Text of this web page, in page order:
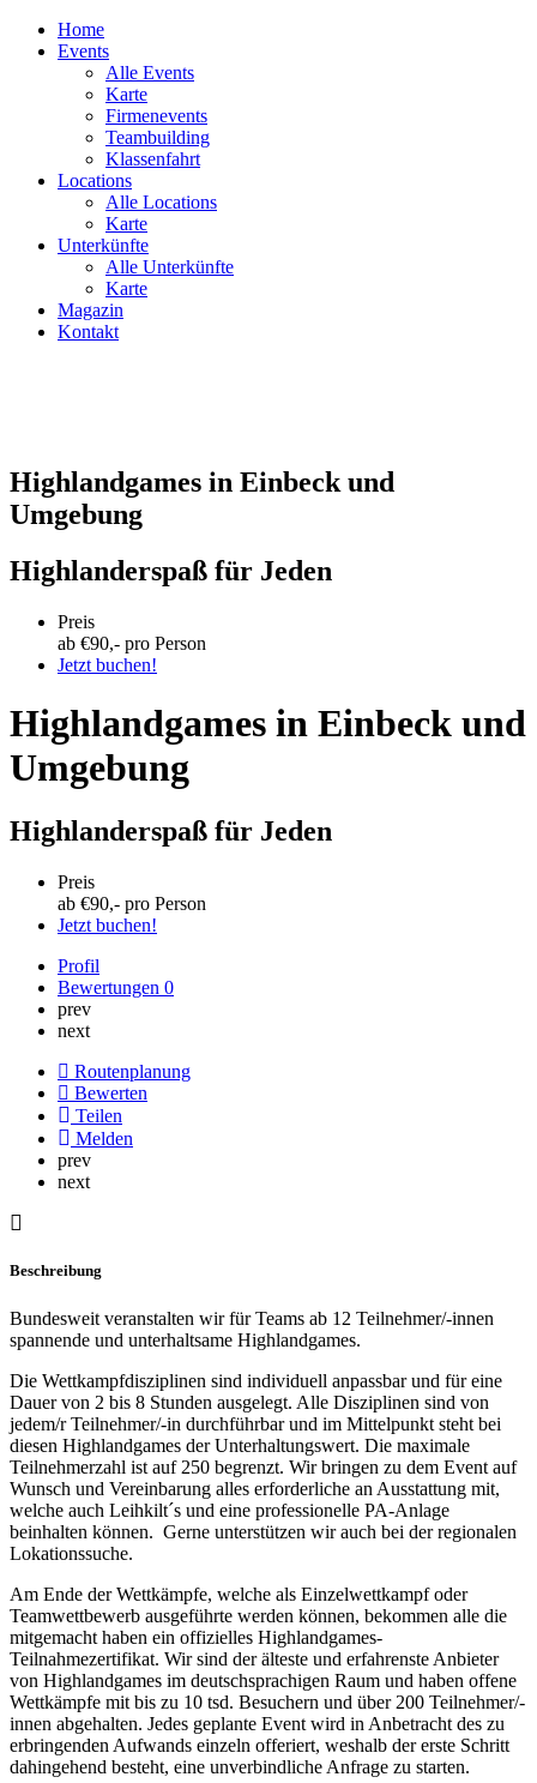
Home
Events
Alle Events
Karte
Firmenevents
Teambuilding
Klassenfahrt
Locations
Alle Locations
Karte
Unterkünfte
Alle Unterkünfte
Karte
Magazin
Kontakt
Highlandgames in Einbeck und
Umgebung
Highlanderspaß für Jeden
Preis
ab €90,- pro Person
Jetzt buchen!
Highlandgames in Einbeck und
Umgebung
Highlanderspaß für Jeden
Preis
ab €90,- pro Person
Jetzt buchen!
Profil
Bewertungen 0
prev
next
Routenplanung
Bewerten
Teilen
Melden
prev
next
Beschreibung
Bundesweit veranstalten wir für Teams ab 12 Teilnehmer/-innen
spannende und unterhaltsame Highlandgames.
Die Wettkampfdisziplinen sind individuell anpassbar und für eine
Dauer von 2 bis 8 Stunden ausgelegt. Alle Disziplinen sind von
jedem/r Teilnehmer/-in durchführbar und im Mittelpunkt steht bei
diesen Highlandgames der Unterhaltungswert. Die maximale
Teilnehmerzahl ist auf 250 begrenzt. Wir bringen zu dem Event auf
Wunsch und Vereinbarung alles erforderliche an Ausstattung mit,
welche auch Leihkilt´s und eine professionelle PA-Anlage
beinhalten können. Gerne unterstützen wir auch bei der regionalen
Lokationssuche.
Am Ende der Wettkämpfe, welche als Einzelwettkampf oder
Teamwettbewerb ausgeführte werden können, bekommen alle die
mitgemacht haben ein offizielles Highlandgames-
Teilnahmezertifikat. Wir sind der älteste und erfahrenste Anbieter
von Highlandgames im deutschsprachigen Raum und haben offene
Wettkämpfe mit bis zu 10 tsd. Besuchern und über 200 Teilnehmer/-
innen abgehalten. Jedes geplante Event wird in Anbetracht des zu
erbringenden Aufwands einzeln offeriert, weshalb der erste Schritt
dahingehend besteht, eine unverbindliche Anfrage zu starten.